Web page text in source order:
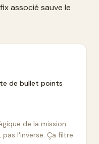
associé sauve le
de bullet points
de la mission.
l'inverse. Ça filtre